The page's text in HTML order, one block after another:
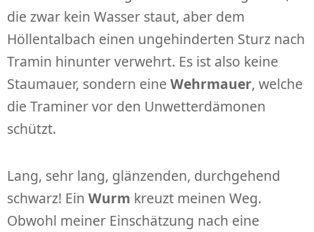
die zwar kein Wasser staut, aber dem
Höllentalbach einen ungehinderten Sturz nach
Tramin hinunter verwehrt. Es ist also keine
Staumauer, sondern eine Wehrmauer, welche
die Traminer vor den Unwetterdämonen
schützt.
Lang, sehr lang, glänzenden, durchgehend
schwarz! Ein Wurm kreuzt meinen Weg.
Obwohl meiner Einschätzung nach eine